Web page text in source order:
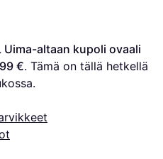
Uima-altaan kupoli ovaali
€. Tämä on tällä hetkellä